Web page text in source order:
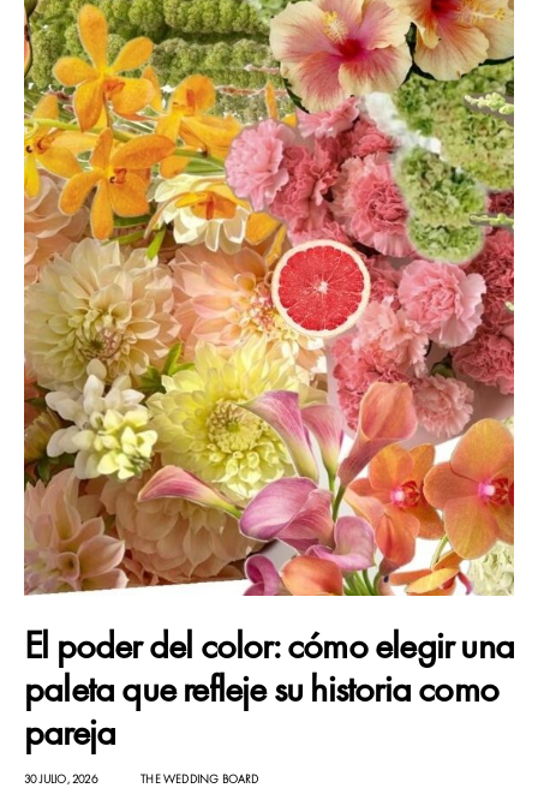
El poder del color: cómo elegir una
paleta que refleje su historia como
pareja
30 JULIO, 2026 THE WEDDING BOARD